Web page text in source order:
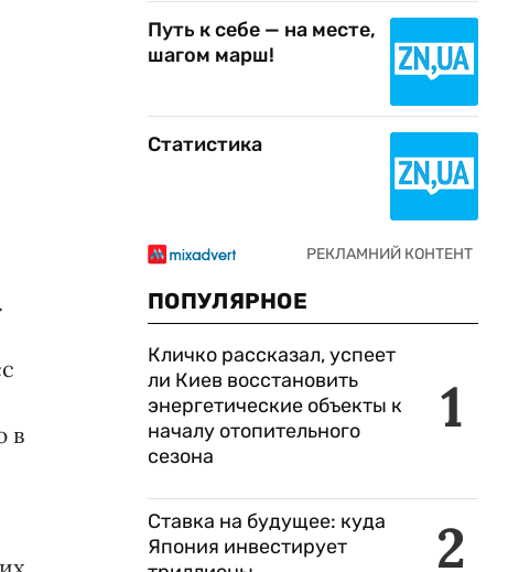
в
Путь к себе — на месте,
шагом марш!
Статистика
ПОПУЛЯРНОЕ
1
Кличко рассказал, успеет
ли Киев восстановить
энергетические объекты к
началу отопительного
сезона
2
Ставка на будущее: куда
Япония инвестирует